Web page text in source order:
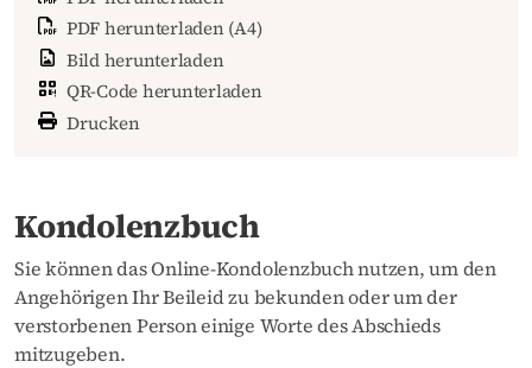
PDF herunterladen (A4)
Bild herunterladen
QR-Code herunterladen
Drucken
Kondolenzbuch
Sie können das Online-Kondolenzbuch nutzen, um den
Angehörigen Ihr Beileid zu bekunden oder um der
verstorbenen Person einige Worte des Abschieds
mitzugeben.